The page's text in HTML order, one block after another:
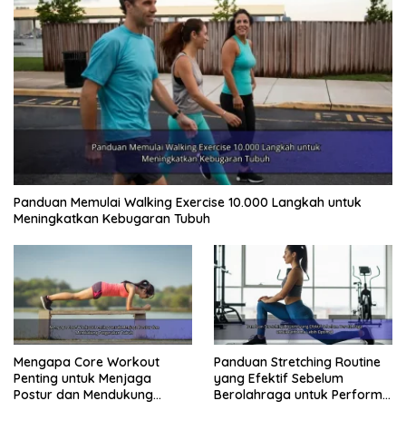
Panduan Memulai Walking Exercise 10.000 Langkah untuk
Meningkatkan Kebugaran Tubuh
Mengapa Core Workout
Penting untuk Menjaga
Postur dan Mendukung
Panduan Stretching Routine
yang Efektif Sebelum
Berolahraga untuk Performa